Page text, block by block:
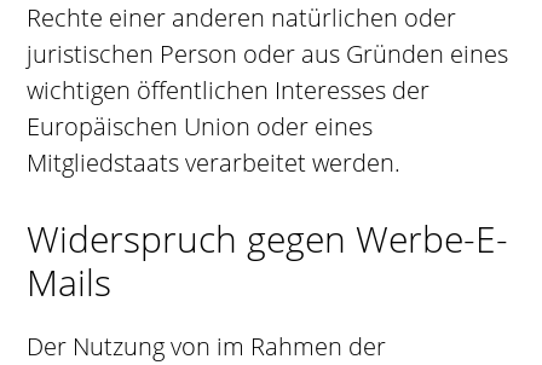
Rechte einer anderen natürlichen oder
juristischen Person oder aus Gründen eines
wichtigen öffentlichen Interesses der
Europäischen Union oder eines
Mitgliedstaats verarbeitet werden.
Widerspruch gegen Werbe-E-
Mails
Der Nutzung von im Rahmen der